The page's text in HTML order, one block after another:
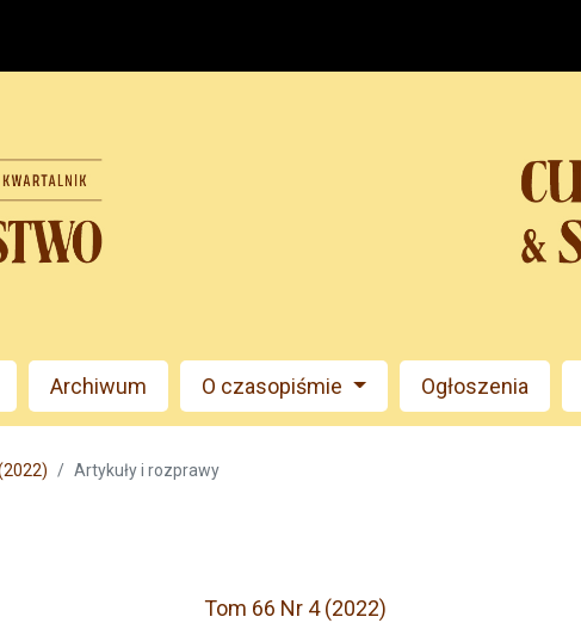
Archiwum O czasopiśmie Ogłoszenia
Artykuły i rozprawy
Tom 66 Nr 4 (2022)